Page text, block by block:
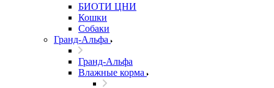
БИОТИ ЦНИ
Кошки
Собаки
Гранд-Альфа
Гранд-Альфа
Влажные корма